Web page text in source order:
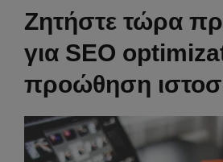
Ζητήστε τώρα
για SEO
προώθηση